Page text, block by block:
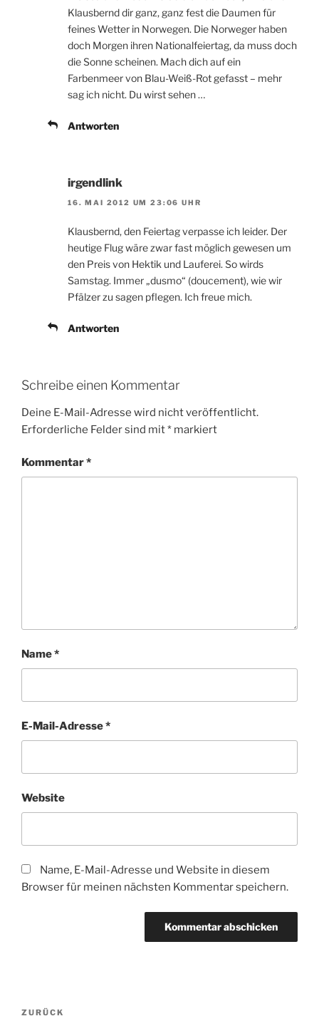
Klausbernd dir ganz, ganz fest die Daumen für
feines Wetter in Norwegen. Die Norweger haben
doch Morgen ihren Nationalfeiertag, da muss doch
die Sonne scheinen. Mach dich auf ein
Farbenmeer von Blau-Weiß-Rot gefasst – mehr
sag ich nicht. Du wirst sehen …
Antworten
irgendlink
16. MAI 2012 UM 23:06 UHR
Klausbernd, den Feiertag verpasse ich leider. Der
heutige Flug wäre zwar fast möglich gewesen um
den Preis von Hektik und Lauferei. So wirds
Samstag. Immer „dusmo“ (doucement), wie wir
Pfälzer zu sagen pflegen. Ich freue mich.
Antworten
Schreibe einen Kommentar
Deine E-Mail-Adresse wird nicht veröffentlicht.
Erforderliche Felder sind mit* markiert
Kommentar*
Name*
E-Mail-Adresse*
Website
Name, E-Mail-Adresse und Website in diesem
Browser für meinen nächsten Kommentar speichern.
Beitragsnavigation
Vorheriger
ZURÜCK